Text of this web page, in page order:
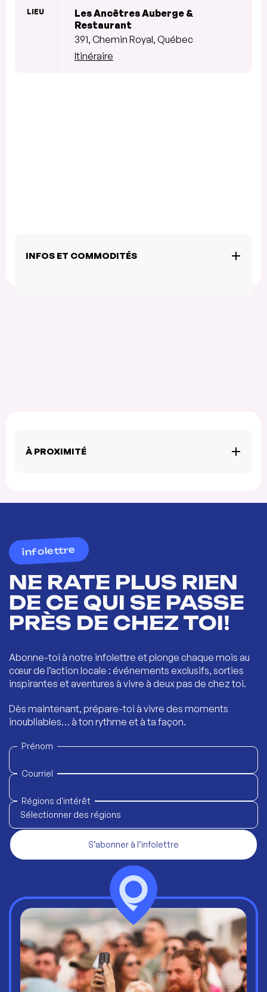
LIEU
Les Ancêtres Auberge &
Restaurant
391, Chemin Royal, Québec
Itinéraire
INFOS ET COMMODITÉS
À PROXIMITÉ
infolettre
NE RATE PLUS RIEN
DE CE QUI SE PASSE
PRÈS DE CHEZ TOI!
Abonne-toi à notre infolettre et plonge chaque mois au
cœur de l’action locale : événements exclusifs, sorties
inspirantes et aventures à vivre à deux pas de chez toi.
Dès maintenant, prépare-toi à vivre des moments
inoubliables… à ton rythme et à ta façon.
Prénom
Courriel
Régions d'intérêt
Sélectionner des régions
S’abonner à l’infolettre